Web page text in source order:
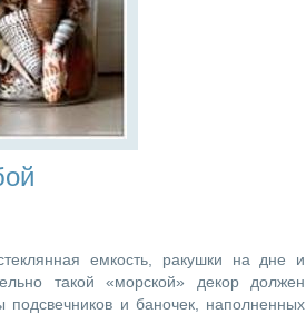
емкость, ракушки на дне и
такой «морской» декор должен
и баночек, наполненных